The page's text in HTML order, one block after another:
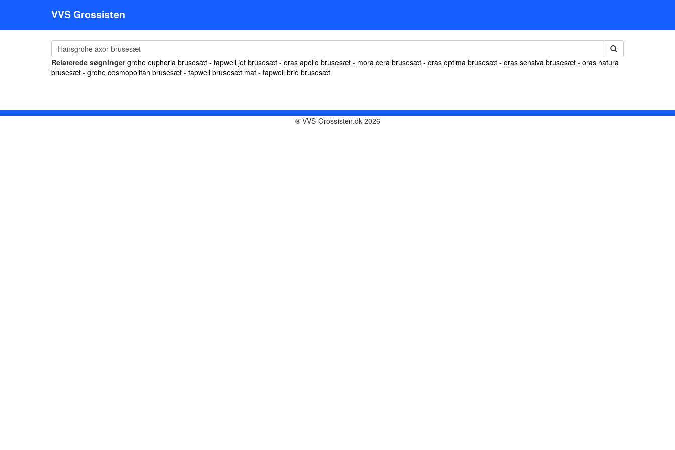
VVS Grossisten
Relaterede søgninger grohe euphoria brusesæt - tapwell jet brusesæt - oras apollo brusesæt - mora cera brusesæt - oras optima brusesæt - oras sensiva brusesæt - oras natura
brusesæt - grohe cosmopolitan brusesæt - tapwell brusesæt mat - tapwell brio brusesæt
® VVS-Grossisten.dk 2026